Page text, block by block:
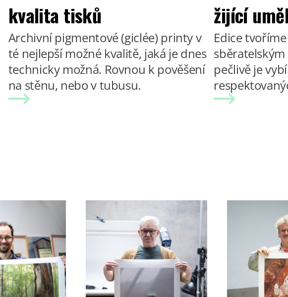
kvalita tisků
Archivní pigmentové (giclée) printy v
té nejlepší možné kvalitě, jaká je dnes
technicky možná. Rovnou k pověšení
na stěnu, nebo v tubusu.
žijící
Edice
pečlivě je